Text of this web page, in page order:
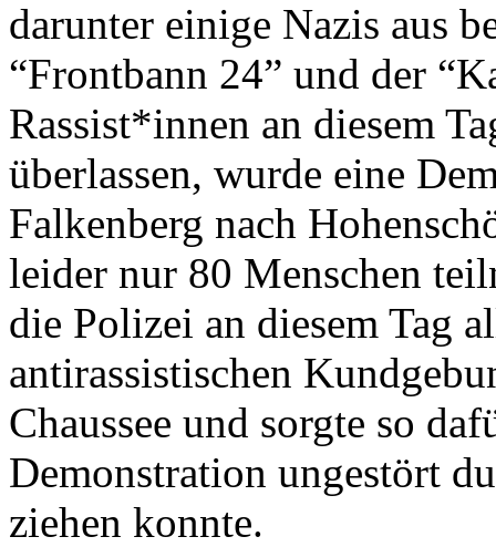
darunter einige Nazis aus
“Frontbann 24” und der
Rassist*innen an diesem
überlassen, wurde eine
Falkenberg nach
leider nur 80 Menschen
die Polizei an diesem Tag
antirassistischen
Chaussee und sorgte so
Demonstration ungestört
ziehen konnte.